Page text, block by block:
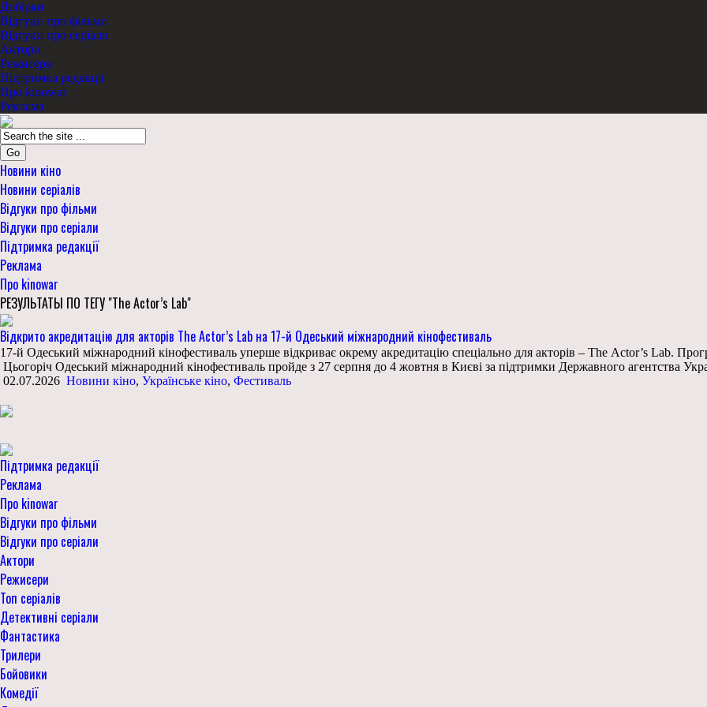
Добірки
Відгуки про фільми
Відгуки про серіали
Актори
Режисери
Підтримка редакції
Про kinowar
Реклама
Go
Новини кіно
Новини серіалів
Відгуки про фільми
Відгуки про серіали
Підтримка редакції
Реклама
Про kinowar
РЕЗУЛЬТАТЫ ПО ТЕГУ "The Actor’s Lab"
Відкрито акредитацію для акторів The Actor’s Lab на 17-й Одеський міжнародний кінофестиваль
17-й Одеський міжнародний кінофестиваль уперше відкриває окрему акредитацію спеціально для акторів – The Actor’s Lab.
Цьогоріч Одеський міжнародний кінофестиваль пройде з 27 серпня до 4 жовтня в Києві за підтримки Державного агентства
02.07.2026 Новини кіно, Українське кіно, Фестиваль
Підтримка редакції
Реклама
Про kinowar
Відгуки про фільми
Відгуки про серіали
Актори
Режисери
Топ серіалів
Детективні серіали
Фантастика
Трилери
Бойовики
Комедії